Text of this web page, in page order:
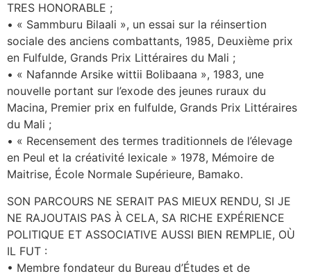
TRES HONORABLE ;
• « Sammburu Bilaali », un essai sur la réinsertion
sociale des anciens combattants, 1985, Deuxième prix
en Fulfulde, Grands Prix Littéraires du Mali ;
• « Nafannde Arsike wittii Bolibaana », 1983, une
nouvelle portant sur l’exode des jeunes ruraux du
Macina, Premier prix en fulfulde, Grands Prix Littéraires
du Mali ;
• « Recensement des termes traditionnels de l’élevage
en Peul et la créativité lexicale » 1978, Mémoire de
Maitrise, École Normale Supérieure, Bamako.
SON PARCOURS NE SERAIT PAS MIEUX RENDU, SI JE
NE RAJOUTAIS PAS À CELA, SA RICHE EXPÉRIENCE
POLITIQUE ET ASSOCIATIVE AUSSI BIEN REMPLIE, OÙ
IL FUT :
• Membre fondateur du Bureau d’Études et de